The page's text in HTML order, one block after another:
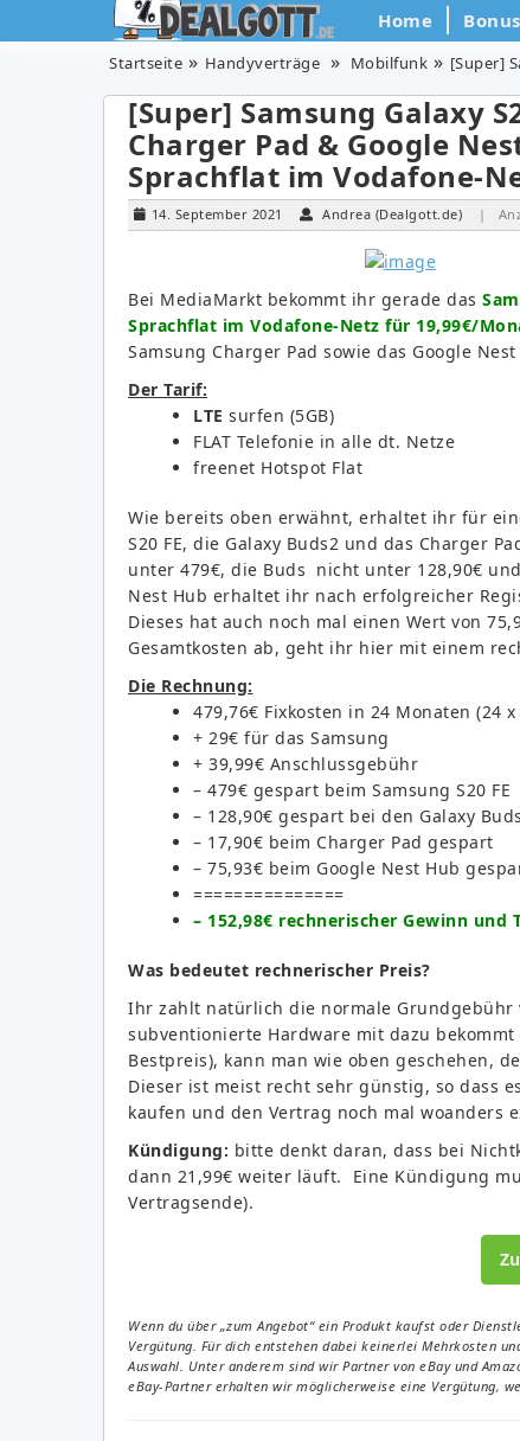
Home
Startseite Handyverträge Mobilfunk [Super]
[Super] Samsung Galaxy
Charger Pad & Google
Sprachflat im Vodafone-
14. September 2021 Andrea (Dealgott.de) |
Bei MediaMarkt bekommt ihr gerade das
Sprachflat im Vodafone-Netz für 19,99€/
Samsung Charger Pad sowie das Google
Der Tarif:
LTE surfen (5GB)
FLAT Telefonie in alle dt. Netze
freenet Hotspot Flat
Wie bereits oben erwähnt, erhaltet ihr für
S20 FE, die Galaxy Buds2 und das Charger
unter 479€, die Buds nicht unter 128,90€
Nest Hub erhaltet ihr nach erfolgreicher
Dieses hat auch noch mal einen Wert von
Gesamtkosten ab, geht ihr hier mit einem
Die Rechnung:
479,76€ Fixkosten in 24 Monaten (24 x
+ 29€ für das Samsung
+ 39,99€ Anschlussgebühr
– 479€ gespart beim Samsung S20 FE
– 128,90€ gespart bei den Galaxy Buds
– 17,90€ beim Charger Pad gespart
– 75,93€ beim Google Nest Hub
===============
– 152,98€ rechnerischer Gewinn
Was bedeutet rechnerischer Preis?
Ihr zahlt natürlich die normale
subventionierte Hardware mit dazu
Bestpreis), kann man wie oben geschehen,
Dieser ist meist recht sehr günstig, so dass
kaufen und den Vertrag noch mal woanders
Kündigung: bitte denkt daran, dass bei
dann 21,99€ weiter läuft. Eine Kündigung
Vertragsende).
Wenn du über „zum Angebot“ ein Produkt kaufst oder
Vergütung. Für dich entstehen dabei keinerlei Mehrkosten
Auswahl. Unter anderem sind wir Partner von eBay und
eBay-Partner erhalten wir möglicherweise eine Vergütung,